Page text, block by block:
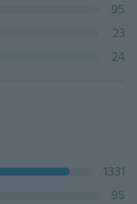
95
23
24
1331
95